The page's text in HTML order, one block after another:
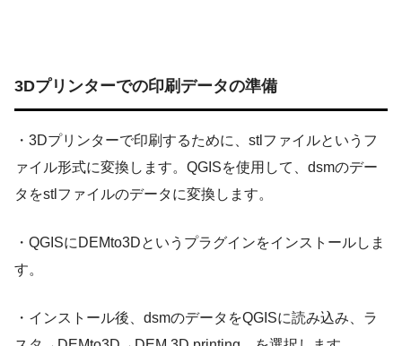
3Dプリンターでの印刷データの準備
・3Dプリンターで印刷するために、stlファイルというフ
ァイル形式に変換します。QGISを使用して、dsmのデー
タをstlファイルのデータに変換します。
・QGISにDEMto3Dというプラグインをインストールしま
す。
・インストール後、dsmのデータをQGISに読み込み、ラ